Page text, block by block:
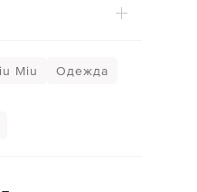
Miu
Одежда